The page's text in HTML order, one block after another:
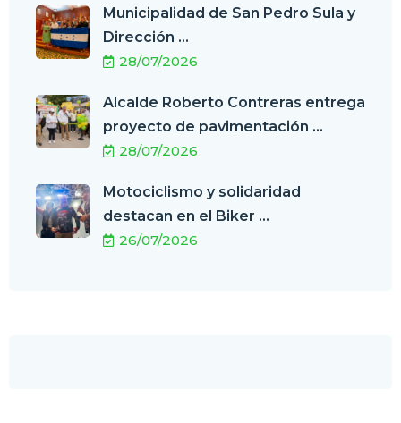
Municipalidad de San Pedro Sula y
Dirección ...
28/07/2026
Alcalde Roberto Contreras entrega
proyecto de pavimentación ...
28/07/2026
Motociclismo y solidaridad
destacan en el Biker ...
26/07/2026